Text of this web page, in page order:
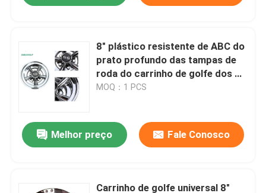
8" plástico resistente de ABC do
prato profundo das tampas de
roda do carrinho de golfe dos Ss
para o carro de Yamaha
MOQ：1 PCS
Melhor preço Fale Conosco
Carrinho de golfe universal 8"